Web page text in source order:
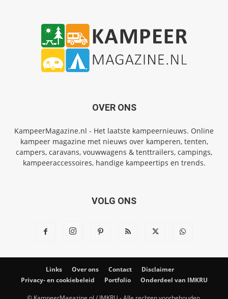
OVER ONS
KampeerMagazine.nl - Het laatste kampeernieuws. Online
kampeer magazine met nieuws over kamperen, tenten,
campers, caravans, vouwwagens & tenttrailers, campings,
kampeeraccessoires, handige kampeertips en trends.
VOLG ONS
Links Over ons Contact
Disclaimer
Privacy- en cookiebeleid
Portfolio Onderdeel van IMKRU